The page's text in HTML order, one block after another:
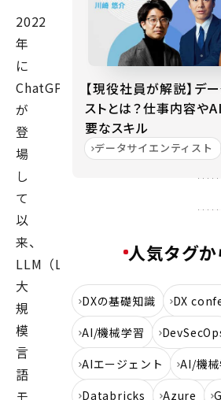
2022
年
に
ChatGPT
が
登
場
し
て
以
来、
LLM（LargeLanguageModels、
大
規
模
言
語
【現役社員が解説】デ
ストとは？仕事内容や
要なスキル
データサイエンティスト
人気タグ
DXの基礎知識
DX
AI/機械学習
AIエージェント
AI/機
Databricks
Azure